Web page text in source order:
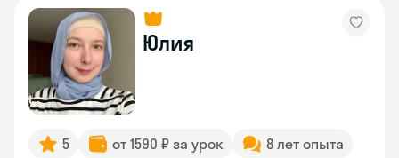
Юлия
5 от 1590 ₽ за урок
8 лет опыта